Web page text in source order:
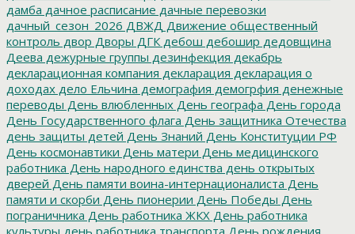
дамба дачное расписание дачные перевозки
дачный_сезон_2026 ДВЖД Движение общественный
контроль двор Дворы ДГК дебош дебошир дедовщина
Деева дежурные группы дезинфекция декабрь
декларационная компания декларация декларация о
доходах дело Ельчина демография демогрфия денежные
переводы День влюбленных День географа День города
День Государственного флага День защитника Отечества
день защиты детей День Знаний День Конституции РФ
День космонавтики День матери День медицинского
работника День народного единства день открытых
дверей День памяти воина-интернационалиста День
памяти и скорби День пионерии День Победы День
пограничника День работника ЖКХ День работника
культуры день работника транспорта День рождения